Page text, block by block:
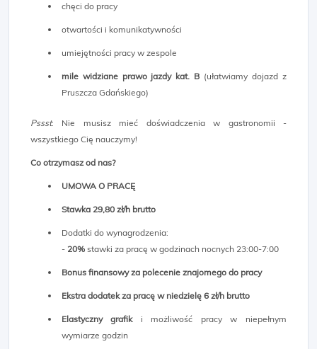
chęci do pracy
otwartości i komunikatywności
umiejętności pracy w zespole
mile widziane prawo jazdy kat. B (ułatwiamy dojazd z
Pruszcza Gdańskiego)
Pssst: Nie musisz mieć doświadczenia w gastronomii -
wszystkiego Cię nauczymy!
Co otrzymasz od nas?
UMOWA O PRACĘ
Stawka 29,80 zł/h brutto
Dodatki do wynagrodzenia:
- 20% stawki za pracę w godzinach nocnych 23:00-7:00
Bonus finansowy za polecenie znajomego do pracy
Ekstra dodatek za pracę w niedzielę 6 zł/h brutto
Elastyczny grafiki możliwość pracy w niepełnym
wymiarze godzin